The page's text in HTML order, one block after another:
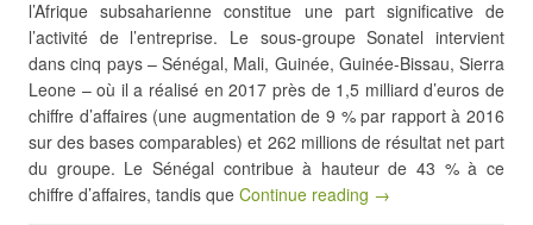
l’Afrique subsaharienne constitue une part significative de
l’activité de l’entreprise. Le sous-groupe Sonatel intervient
dans cinq pays – Sénégal, Mali, Guinée, Guinée-Bissau, Sierra
Leone – où il a réalisé en 2017 près de 1,5 milliard d’euros de
chiffre d’affaires (une augmentation de 9 % par rapport à 2016
sur des bases comparables) et 262 millions de résultat net part
du groupe. Le Sénégal contribue à hauteur de 43 % à ce
chiffre d’affaires, tandis que Continue reading →